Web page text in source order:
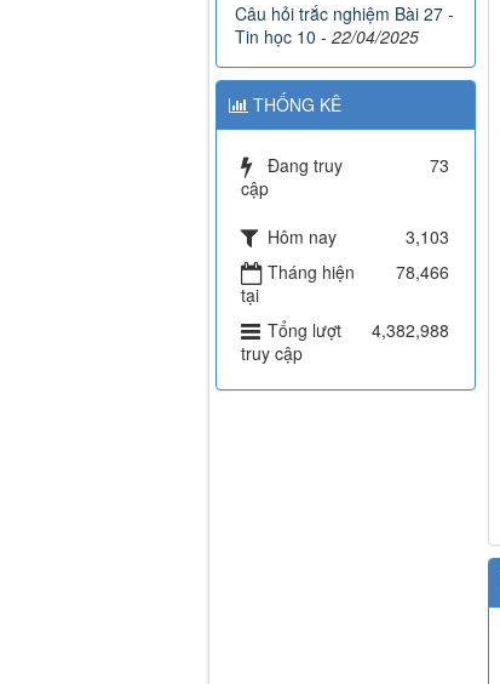
Câu hỏi trắc nghiệm Bài 27 -
Tin học 10 - 22/04/2025
THỐNG KÊ
Đang truy
cập
73
Hôm nay
3,103
Tháng hiện
tại
78,466
Tổng lượt
truy cập
4,382,988